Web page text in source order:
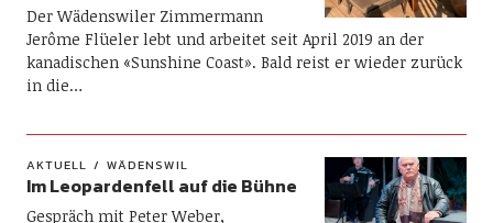
Der Wädenswiler Zimmermann
Jerôme Flüeler lebt und arbeitet seit April 2019 an der
kanadischen «Sunshine Coast». Bald reist er wieder zurück
in die…
AKTUELL WÄDENSWIL
Im Leopardenfell auf die Bühne
Gespräch mit Peter Weber,